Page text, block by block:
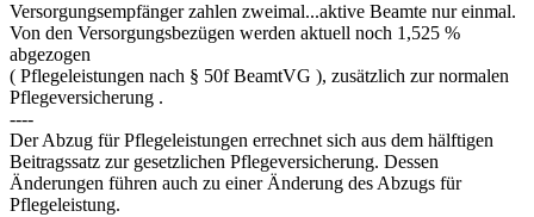
Versorgungsempfänger zahlen zweimal...aktive Beamte nur einmal.
Von den Versorgungsbezügen werden aktuell noch 1,525 %
abgezogen
( Pflegeleistungen nach § 50f BeamtVG ), zusätzlich zur normalen
Pflegeversicherung .
----
Der Abzug für Pflegeleistungen errechnet sich aus dem hälftigen
Beitragssatz zur gesetzlichen Pflegeversicherung. Dessen
Änderungen führen auch zu einer Änderung des Abzugs für
Pflegeleistung.